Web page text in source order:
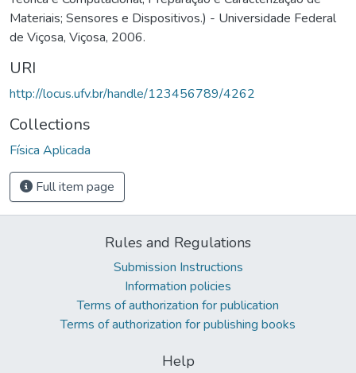
Materiais; Sensores e Dispositivos.) - Universidade Federal
de Viçosa, Viçosa, 2006.
URI
http://locus.ufv.br/handle/123456789/4262
Collections
Física Aplicada
Full item page
Rules and Regulations
Submission Instructions
Information policies
Terms of authorization for publication
Terms of authorization for publishing books
Help